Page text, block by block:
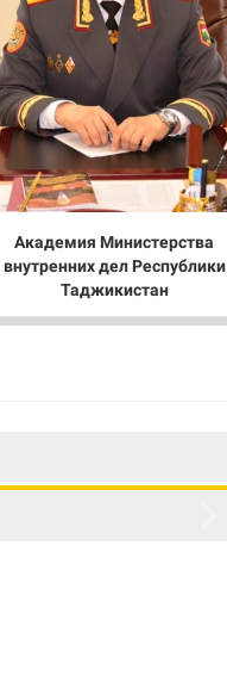
Академия Министерства
внутренних дел Республики
Таджикистан